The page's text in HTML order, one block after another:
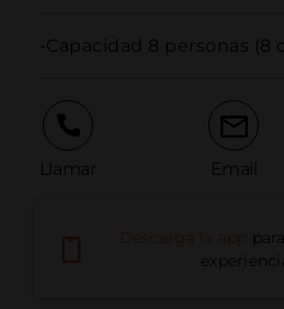
-Capacidad 8 personas (8
Llamar Email
Informar